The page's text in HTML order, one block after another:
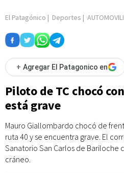
El Patagónico | Deportes |
+ Agregar El Patagonico en
Piloto de TC chocó
está grave
Mauro Giallombardo chocó de
ruta 40 y se encuentra grave. El
Sanatorio San Carlos de Bariloche
cráneo.